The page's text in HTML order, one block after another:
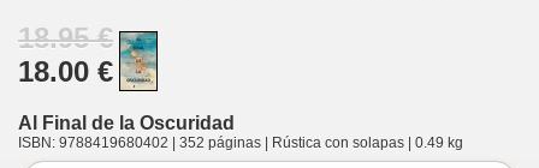
18.95 €
18.00 €
Al Final de la Oscuridad
ISBN: 9788419680402 | 352 páginas | Rústica con solapas | 0.49 kg